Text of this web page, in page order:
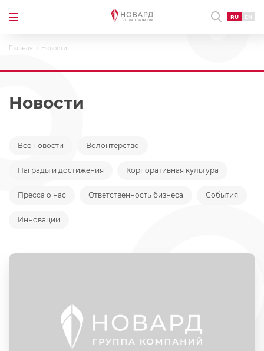
RU EN
Главная Новости
Новости
Все новости Волонтерство
Награды и достижения Корпоративная культура
Пресса о нас Ответственность бизнеса События
Инновации